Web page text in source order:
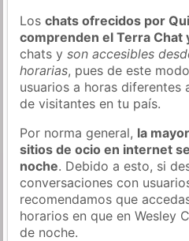
Loschats ofrecidos por
comprenden el Terra Chat
chats yson accesibles
horarias, pues de este
usuarios a horas diferentes
de visitantes en tu país.
Por norma general, la
sitios de ocio en internet
noche. Debido a esto, si
conversaciones con
recomendamos que
horarios en que en Wesley
de noche.